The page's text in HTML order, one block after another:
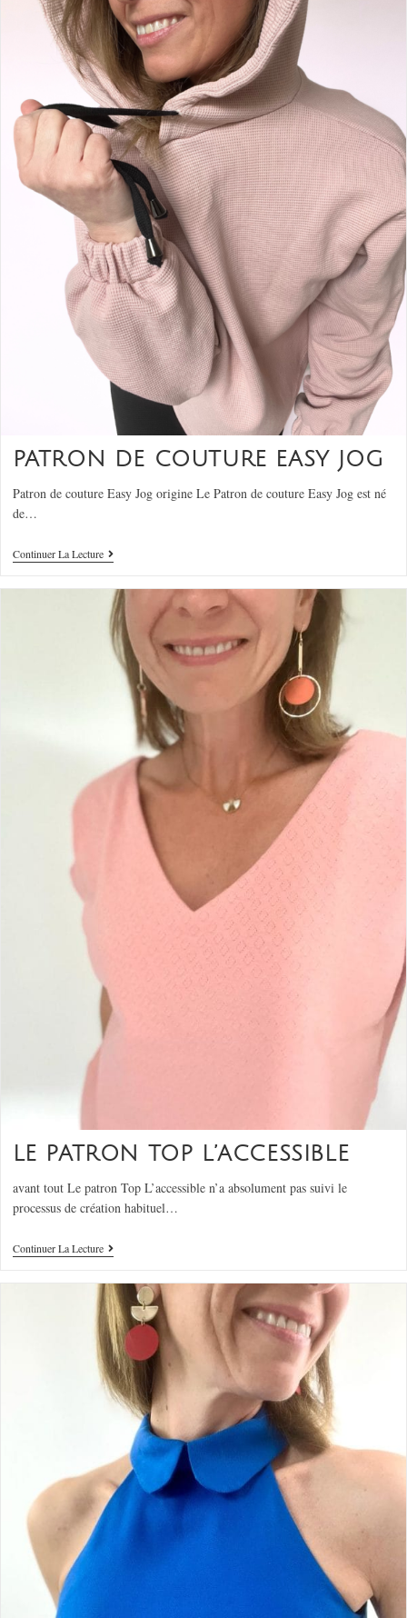
PATRON DE COUTURE EASY JOG
Patron de couture Easy Jog origine Le Patron de couture Easy Jog est né
de…
Continuer La Lecture
LE PATRON TOP L’ACCESSIBLE
avant tout Le patron Top L’accessible n’a absolument pas suivi le
processus de création habituel…
Continuer La Lecture